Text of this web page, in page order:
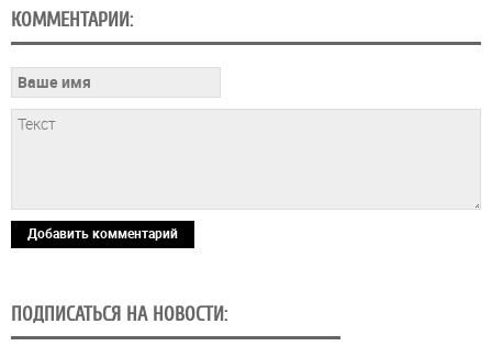
КОММЕНТАРИИ:
Добавить комментарий
ПОДПИСАТЬСЯ НА НОВОСТИ: